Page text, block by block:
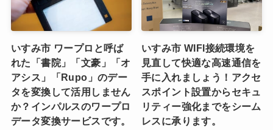
いすみ市 ワープロと呼ば
れた「書院」「文豪」「オ
アシス」「Rupo」のデー
タを変換して活用しません
か？インパルスのワープロ
データ変換サービスです。
いすみ市 WIFI接続環境を
見直して快適な高速通信を
手に入れましょう！アクセ
スポイント設置からセキュ
リティー強化までをシーム
レスに承ります。